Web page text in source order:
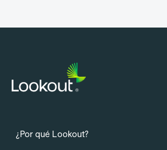
¿Por qué Lookout?